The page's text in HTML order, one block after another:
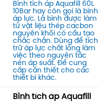
Bình tích áp Aquafill 60L
10Bar hay còn gọi là bình
áp lực. Là bình được làm
từ vật liệu thép cacbon
nguyên khối có cấu tạo
chắc chắn. Dùng để tích
trữ áp lực chất lỏng làm
việc theo nguyên tắc
nén áp suất. Để cung
cấp cần thiết cho các
thiết bi khác.
Bình tích áp Aquafill